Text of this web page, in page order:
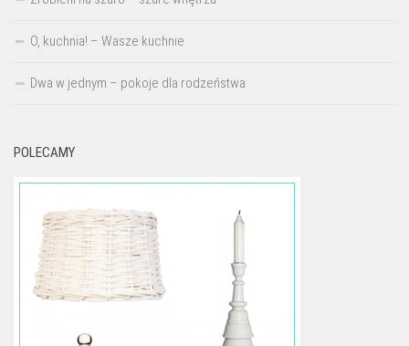
O, kuchnia! – Wasze kuchnie
Dwa w jednym – pokoje dla rodzeństwa
POLECAMY